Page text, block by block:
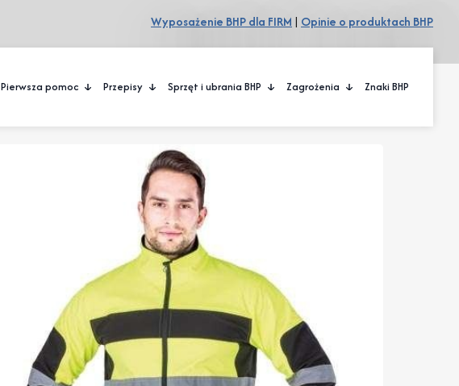
Wyposażenie BHP dla FIRM | Opinie o produktach BHP
Pierwsza pomoc Przepisy Sprzęt i ubrania BHP Zagrożenia Znaki BHP